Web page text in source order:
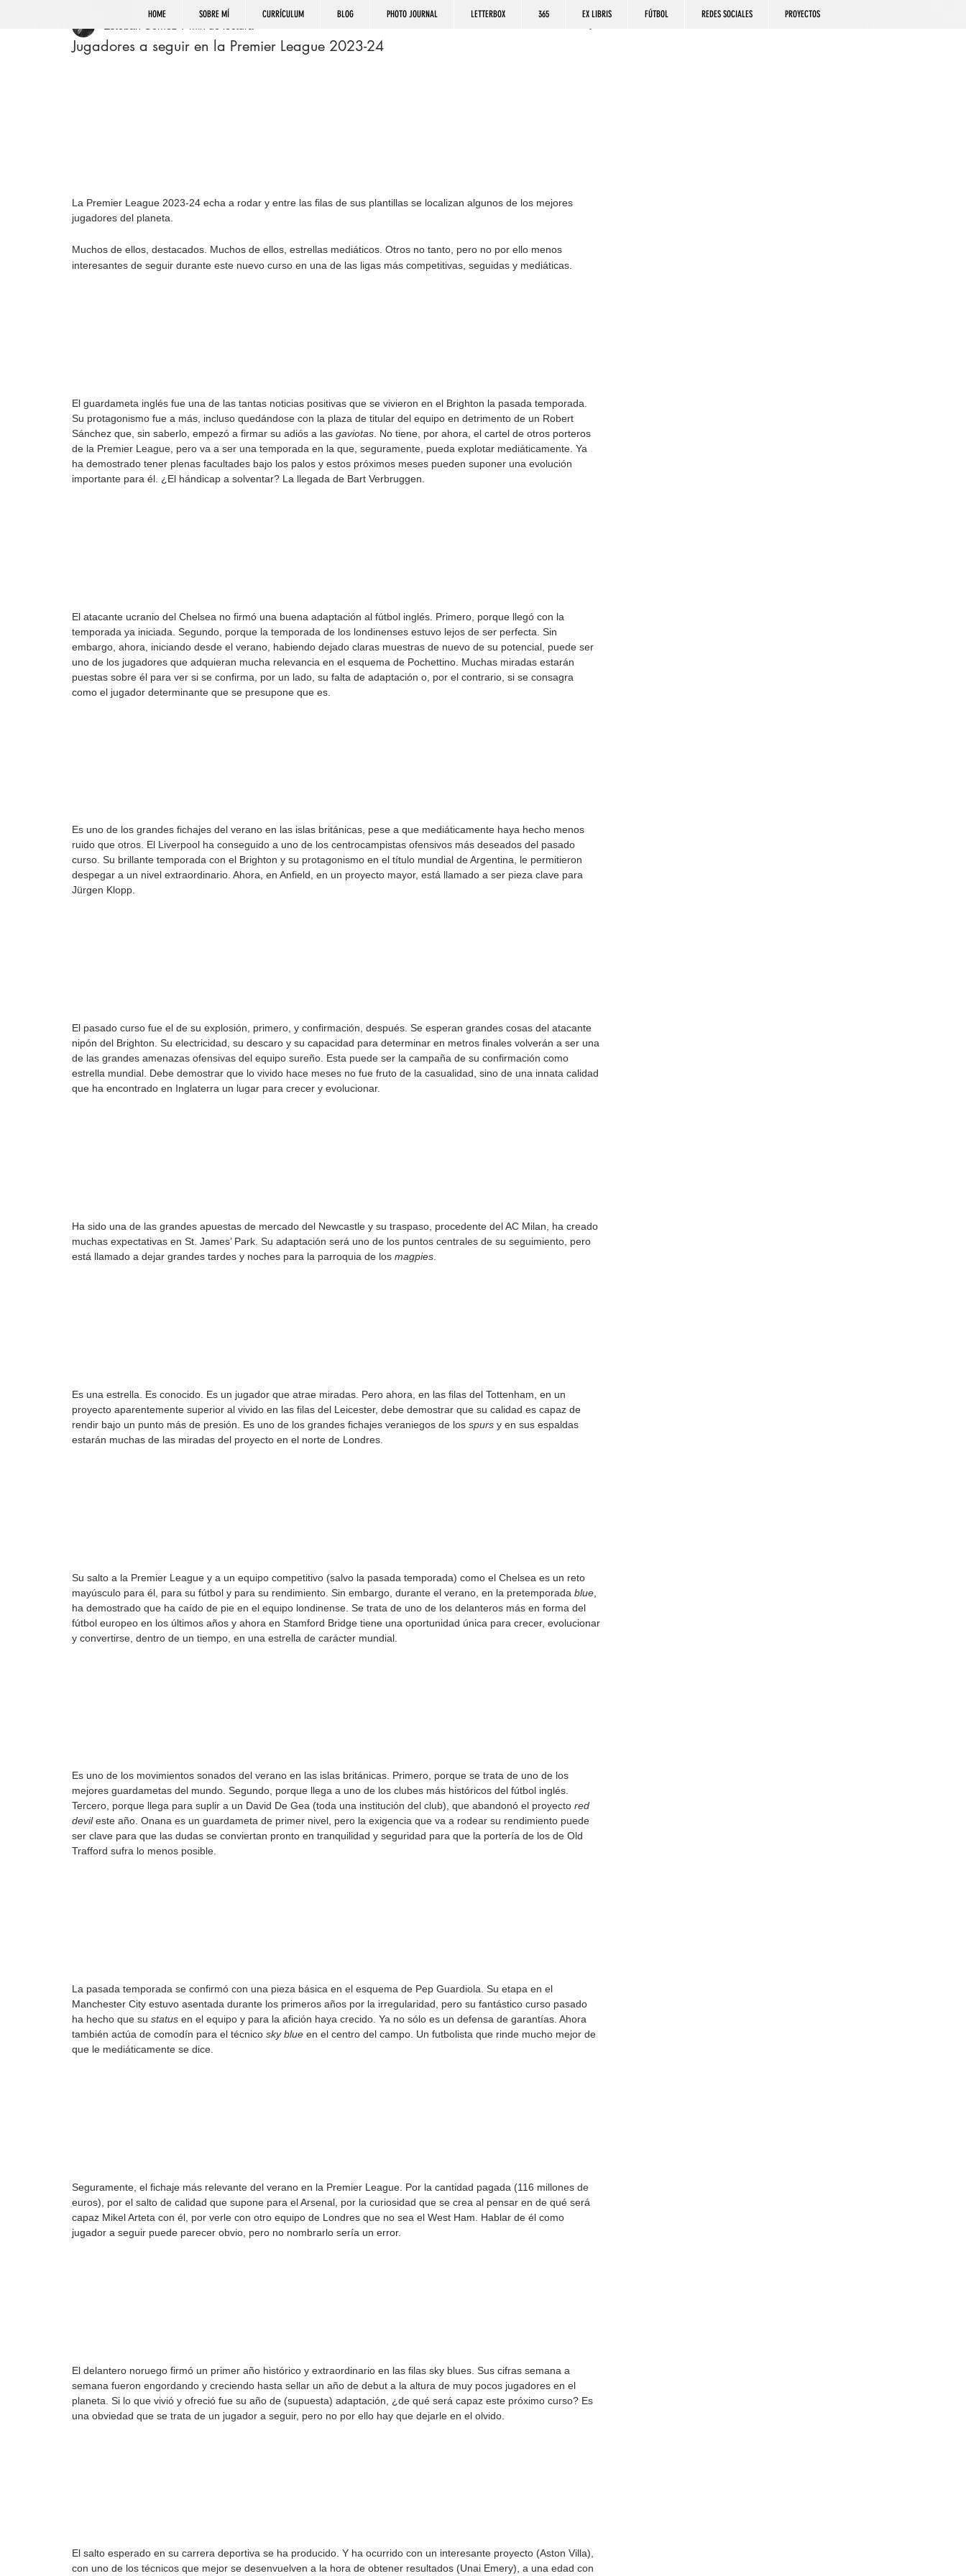
Jugadores a seguir en la Premier League 2023-24
La Premier League 2023-24 echa a rodar y entre las filas de sus plantillas se localizan algunos de los mejores
jugadores del planeta.
Muchos de ellos, destacados. Muchos de ellos, estrellas mediáticos. Otros no tanto, pero no por ello menos
interesantes de seguir durante este nuevo curso en una de las ligas más competitivas, seguidas y mediáticas.
El guardameta inglés fue una de las tantas noticias positivas que se vivieron en el Brighton la pasada temporada.
Su protagonismo fue a más, incluso quedándose con la plaza de titular del equipo en detrimento de un Robert
Sánchez que, sin saberlo, empezó a firmar su adiós a las gaviotas . No tiene, por ahora, el cartel de otros porteros
de la Premier League, pero va a ser una temporada en la que, seguramente, pueda explotar mediáticamente. Ya
ha demostrado tener plenas facultades bajo los palos y estos próximos meses pueden suponer una evolución
importante para él. ¿El hándicap a solventar? La llegada de Bart Verbruggen.
El atacante ucranio del Chelsea no firmó una buena adaptación al fútbol inglés. Primero, porque llegó con la
temporada ya iniciada. Segundo, porque la temporada de los londinenses estuvo lejos de ser perfecta. Sin
embargo, ahora, iniciando desde el verano, habiendo dejado claras muestras de nuevo de su potencial, puede ser
uno de los jugadores que adquieran mucha relevancia en el esquema de Pochettino. Muchas miradas estarán
puestas sobre él para ver si se confirma, por un lado, su falta de adaptación o, por el contrario, si se consagra
como el jugador determinante que se presupone que es.
Es uno de los grandes fichajes del verano en las islas británicas, pese a que mediáticamente haya hecho menos
ruido que otros. El Liverpool ha conseguido a uno de los centrocampistas ofensivos más deseados del pasado
curso. Su brillante temporada con el Brighton y su protagonismo en el título mundial de Argentina, le permitieron
despegar a un nivel extraordinario. Ahora, en Anfield, en un proyecto mayor, está llamado a ser pieza clave para
Jürgen Klopp.
El pasado curso fue el de su explosión, primero, y confirmación, después. Se esperan grandes cosas del atacante
nipón del Brighton. Su electricidad, su descaro y su capacidad para determinar en metros finales volverán a ser una
de las grandes amenazas ofensivas del equipo sureño. Esta puede ser la campaña de su confirmación como
estrella mundial. Debe demostrar que lo vivido hace meses no fue fruto de la casualidad, sino de una innata calidad
que ha encontrado en Inglaterra un lugar para crecer y evolucionar.
Ha sido una de las grandes apuestas de mercado del Newcastle y su traspaso, procedente del AC Milan, ha creado
muchas expectativas en St. James’ Park. Su adaptación será uno de los puntos centrales de su seguimiento, pero
está llamado a dejar grandes tardes y noches para la parroquia de los magpies
Es una estrella. Es conocido. Es un jugador que atrae miradas. Pero ahora, en las filas del Tottenham, en un
proyecto aparentemente superior al vivido en las filas del Leicester, debe demostrar que su calidad es capaz de
rendir bajo un punto más de presión. Es uno de los grandes fichajes veraniegos de los spurs y en sus espaldas
estarán muchas de las miradas del proyecto en el norte de Londres.
Su salto a la Premier League y a un equipo competitivo (salvo la pasada temporada) como el Chelsea es un reto
mayúsculo para él, para su fútbol y para su rendimiento. Sin embargo, durante el verano, en la pretemporada blue
ha demostrado que ha caído de pie en el equipo londinense. Se trata de uno de los delanteros más en forma del
fútbol europeo en los últimos años y ahora en Stamford Bridge tiene una oportunidad única para crecer, evolucionar
y convertirse, dentro de un tiempo, en una estrella de carácter mundial.
Es uno de los movimientos sonados del verano en las islas británicas. Primero, porque se trata de uno de los
mejores guardametas del mundo. Segundo, porque llega a uno de los clubes más históricos del fútbol inglés.
Tercero, porque llega para suplir a un David De Gea (toda una institución del club), que abandonó el proyecto red
devil este año. Onana es un guardameta de primer nivel, pero la exigencia que va a rodear su rendimiento puede
ser clave para que las dudas se conviertan pronto en tranquilidad y seguridad para que la portería de los de Old
Trafford sufra lo menos posible.
La pasada temporada se confirmó con una pieza básica en el esquema de Pep Guardiola. Su etapa en el
Manchester City estuvo asentada durante los primeros años por la irregularidad, pero su fantástico curso pasado
ha hecho que su status en el equipo y para la afición haya crecido. Ya no sólo es un defensa de garantías. Ahora
también actúa de comodín para el técnico sky blue en el centro del campo. Un futbolista que rinde mucho mejor de
que le mediáticamente se dice.
Seguramente, el fichaje más relevante del verano en la Premier League. Por la cantidad pagada (116 millones de
euros), por el salto de calidad que supone para el Arsenal, por la curiosidad que se crea al pensar en de qué será
capaz Mikel Arteta con él, por verle con otro equipo de Londres que no sea el West Ham. Hablar de él como
jugador a seguir puede parecer obvio, pero no nombrarlo sería un error.
El delantero noruego firmó un primer año histórico y extraordinario en las filas sky blues. Sus cifras semana a
semana fueron engordando y creciendo hasta sellar un año de debut a la altura de muy pocos jugadores en el
planeta. Si lo que vivió y ofreció fue su año de (supuesta) adaptación, ¿de qué será capaz este próximo curso? Es
una obviedad que se trata de un jugador a seguir, pero no por ello hay que dejarle en el olvido.
El salto esperado en su carrera deportiva se ha producido. Y ha ocurrido con un interesante proyecto (Aston Villa),
con uno de los técnicos que mejor se desenvuelven a la hora de obtener resultados (Unai Emery), a una edad con
HOME SOBRE MÍ CURRÍCULUM BLOG PHOTO JOURNAL LETTERBOX 365 EX LIBRIS FÚTBOL REDES SOCIALES PROYECTOS